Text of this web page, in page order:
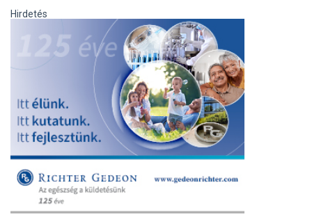
Hirdetés